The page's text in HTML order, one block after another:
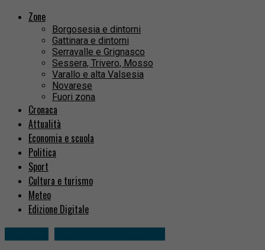
Zone
Borgosesia e dintorni
Gattinara e dintorni
Serravalle e Grignasco
Sessera, Trivero, Mosso
Varallo e alta Valsesia
Novarese
Fuori zona
Cronaca
Attualità
Economia e scuola
Politica
Sport
Cultura e turismo
Meteo
Edizione Digitale